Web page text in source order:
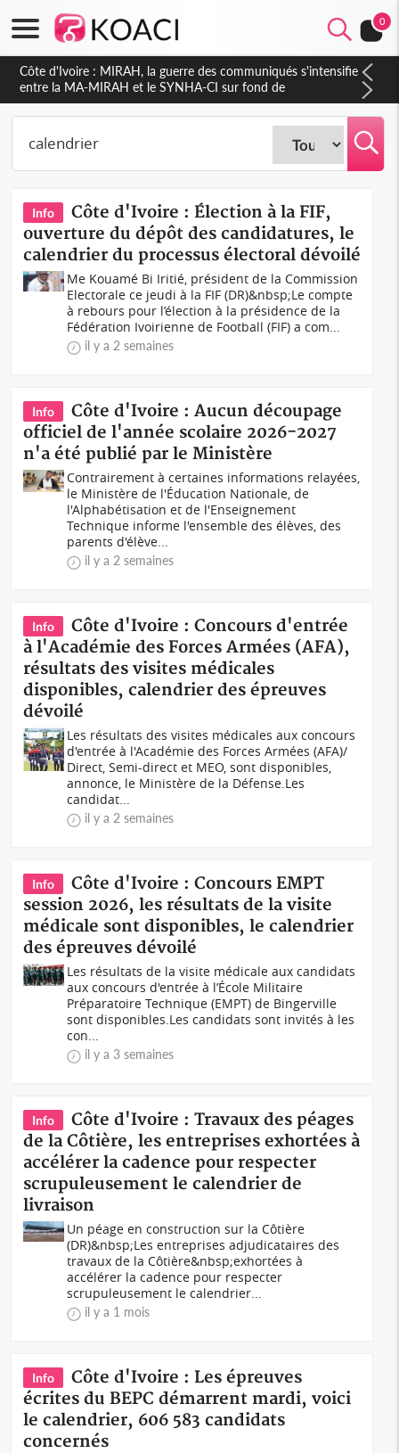
0
Côte d'Ivoire : MIRAH, la guerre des communiqués s'intensifie
entre la MA-MIRAH et le SYNHA-CI sur fond de
gouvernance et le projet de précompte sur les salaires des
agents
Info
Côte d'Ivoire : Élection à la FIF,
ouverture du dépôt des candidatures, le
calendrier du processus électoral dévoilé
Me Kouamé Bi Iritié, président de la Commission
Electorale ce jeudi à la FIF (DR)&nbsp;Le compte
à rebours pour l’élection à la présidence de la
Fédération Ivoirienne de Football (FIF) a com...
il y a 2 semaines
Info
Côte d'Ivoire : Aucun découpage
officiel de l'année scolaire 2026-2027
n'a été publié par le Ministère
Contrairement à certaines informations relayées,
le Ministère de l'Éducation Nationale, de
l'Alphabétisation et de l'Enseignement
Technique informe l'ensemble des élèves, des
parents d'élève...
il y a 2 semaines
Info
Côte d'Ivoire : Concours d'entrée
à l'Académie des Forces Armées (AFA),
résultats des visites médicales
disponibles, calendrier des épreuves
dévoilé
Les résultats des visites médicales aux concours
d'entrée à l'Académie des Forces Armées (AFA)/
Direct, Semi-direct et MEO, sont disponibles,
annonce, le Ministère de la Défense.Les
candidat...
il y a 2 semaines
Info
Côte d'Ivoire : Concours EMPT
session 2026, les résultats de la visite
médicale sont disponibles, le calendrier
des épreuves dévoilé
Les résultats de la visite médicale aux candidats
aux concours d'entrée à l’École Militaire
Préparatoire Technique (EMPT) de Bingerville
sont disponibles.Les candidats sont invités à les
con...
il y a 3 semaines
Info
Côte d'Ivoire : Travaux des péages
de la Côtière, les entreprises exhortées à
accélérer la cadence pour respecter
scrupuleusement le calendrier de
livraison
Un péage en construction sur la Côtière
(DR)&nbsp;Les entreprises adjudicataires des
travaux de la Côtière&nbsp;exhortées à
accélérer la cadence pour respecter
scrupuleusement le calendrier...
il y a 1 mois
Info
Côte d'Ivoire : Les épreuves
écrites du BEPC démarrent mardi, voici
le calendrier, 606 583 candidats
concernés